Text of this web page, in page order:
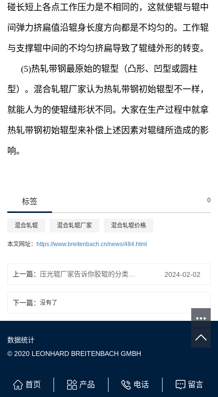
碰长短上各点工作压力是不相同的，这就使辊与辊中
间弹力挤扁值沿辊身长度方向都是不均匀的。工作辊
与支撑辊中间的不均匀挤扁导致了辊缝外形的转变。
(5)热轧带钢最原始的辊型（凸形、凹型或圆柱
型）。混合轧辊厂家认为热轧带钢初始辊型不一样，
就能人为的使辊缝形状不同。大家在生产过程中就拿
热轧带钢初始辊型来补偿上述因素对辊缝所造成的影
响。
标签 0
混合轧辊 混合轧辊厂家 混合轧辊价格
本文网址： https://www.breitenbach.cn/news/484.html
上一篇： 2024-02-02
下一篇： 没有了
数据统计
© 2020 LEONHARD BREITENBACH GMBH
首页 产品 电话 留言